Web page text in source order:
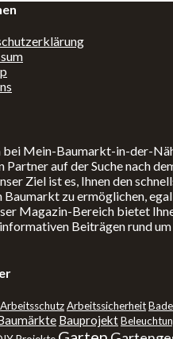
Mein-Baumarkt-in-der-
Partner auf der Suche nach
Ziel ist es, Ihnen den
Baumarkt zu ermöglichen,
Magazin-Bereich bietet
Beiträgen rund
ArbeitsschutzArbeitssicherheit
Bauprojekt